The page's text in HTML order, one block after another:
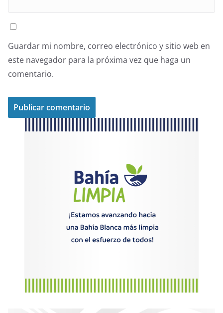
Guardar mi nombre, correo electrónico y sitio web en
este navegador para la próxima vez que haga un
comentario.